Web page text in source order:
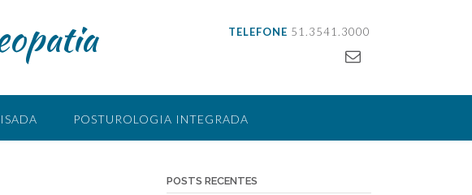
TELEFONE 51.3541.3000
POSTUROLOGIA INTEGRADA
POSTS RECENTES